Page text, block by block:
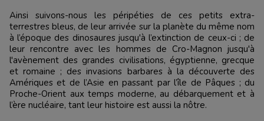
Ainsi suivons-nous les péripéties de ces petits extra-
terrestres bleus, de leur arrivée sur la planète du même nom
à l’époque des dinosaures jusqu'à l’extinction de ceux-ci ; de
leur rencontre avec les hommes de Cro-Magnon jusqu'à
l'avènement des grandes civilisations, égyptienne, grecque
et romaine ; des invasions barbares à la découverte des
Amériques et de l’Asie en passant par l’île de Pâques ; du
Proche-Orient aux temps moderne, au débarquement et à
l’ère nucléaire, tant leur histoire est aussi la nôtre.